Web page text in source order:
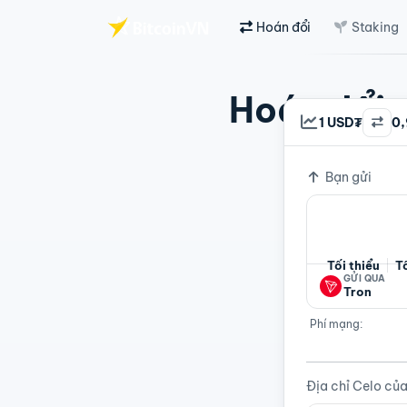
Hoán đổi Staking
Hoán đổi
Hoán đổi
Tỷ giá
1 USD₮
Bạn gửi
Tối thiểu
GỬI QUA
Tron
Phí mạng:
Địa chỉ Celo